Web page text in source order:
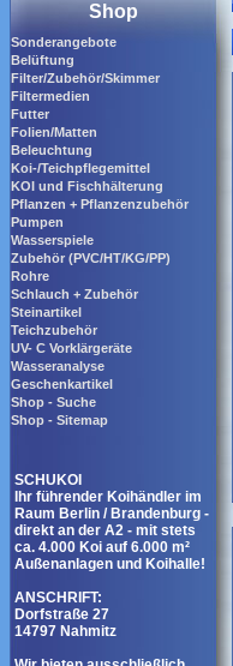
Shop
Sonderangebote
Belüftung
Filter/Zubehör/Skimmer
Filtermedien
Futter
Folien/Matten
Beleuchtung
Koi-/Teichpflegemittel
KOI und Fischhälterung
Pflanzen + Pflanzenzubehör
Pumpen
Wasserspiele
Zubehör (PVC/HT/KG/PP)
Rohre
Schlauch + Zubehör
Steinartikel
Teichzubehör
UV- C Vorklärgeräte
Wasseranalyse
Geschenkartikel
Shop - Suche
Shop - Sitemap
SCHUKOI
Ihr führender Koihändler im
Raum Berlin / Brandenburg -
direkt an der A2 - mit stets
ca. 4.000 Koi auf 6.000 m²
Außenanlagen und Koihalle!
ANSCHRIFT:
Dorfstraße 27
14797 Nahmitz